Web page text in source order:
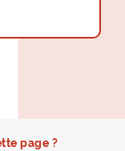
page ?